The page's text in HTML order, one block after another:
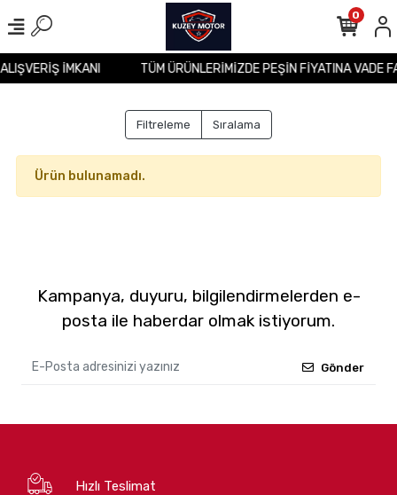
İMKANI TÜM ÜRÜNLERİMİZDE PEŞİN FİYATINA VADE
0
Filtreleme Sıralama
Ürün bulunamadı.
Kampanya, duyuru, bilgilendirmelerden e-
posta ile haberdar olmak istiyorum.
Gönder
Hızlı Teslimat